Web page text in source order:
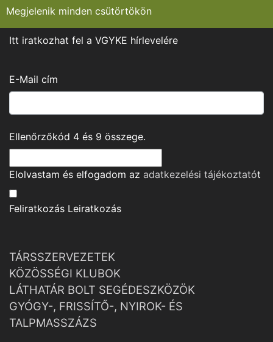
Megjelenik minden csütörtökön
Itt iratkozhat fel a VGYKE hírlevelére
E-Mail cím
Ellenőrzőkód 4 és 9 összege.
Elolvastam és elfogadom az adatkezelési tájékoztatót
Feliratkozás Leiratkozás
TÁRSSZERVEZETEK
KÖZÖSSÉGI KLUBOK
LÁTHATÁR BOLT SEGÉDESZKÖZÖK
GYÓGY-, FRISSÍTŐ-, NYIROK- ÉS
TALPMASSZÁZS